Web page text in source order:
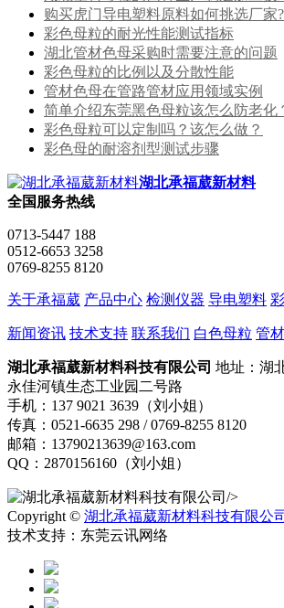
购买虎门导电塑料原料如何挑选厂家?
彩色母粒的耐光性能测试指标
湖北管材色母采购时需要注意的问题
彩色母粒的比例以及分散性能
管材色母在管路管材应用领域实例
简单介绍东莞黑色母粒该怎么防老化
彩色母粒可以定制吗？该怎么做？
彩色母的耐溶剂型测试步骤
湖北承福葳新材料
全国服务热线
0713-5447 188
0512-6653 3258
0769-8255 8120
关于承福葳 产品中心 检测仪器 导电塑料
新闻资讯 技术支持 联系我们 白色母粒 管
湖北承福葳新材料科技有限公司 地址：湖
永佳河镇生态工业园二号路
手机：137 9021 3639（刘小姐）
传真：0521-6635 298 / 0769-8255 8120
邮箱：13790213639@163.com
QQ：2870156160（刘小姐）
/>
Copyright © 湖北承福葳新材料科技有限公司
技术支持：东莞云讯网络